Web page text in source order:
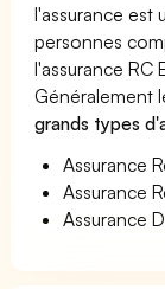
l'assurance est
personnes
l'assurance RC
Généralement
grands types
Assurance
Assurance
Assurance